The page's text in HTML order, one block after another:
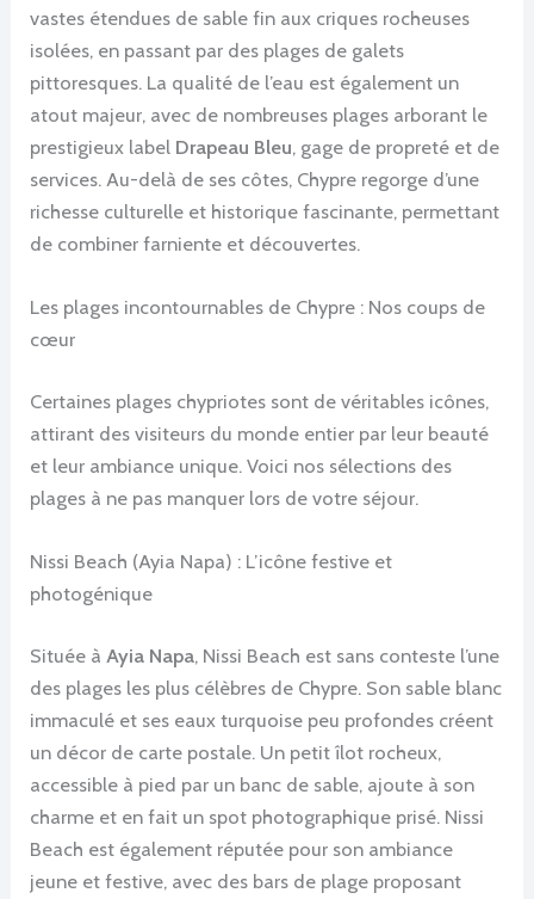
vastes étendues de sable fin aux criques rocheuses
isolées, en passant par des plages de galets
pittoresques. La qualité de l’eau est également un
atout majeur, avec de nombreuses plages arborant le
prestigieux label Drapeau Bleu, gage de propreté et de
services. Au-delà de ses côtes, Chypre regorge d’une
richesse culturelle et historique fascinante, permettant
de combiner farniente et découvertes.
Les plages incontournables de Chypre : Nos coups de
cœur
Certaines plages chypriotes sont de véritables icônes,
attirant des visiteurs du monde entier par leur beauté
et leur ambiance unique. Voici nos sélections des
plages à ne pas manquer lors de votre séjour.
Nissi Beach (Ayia Napa) : L’icône festive et
photogénique
Située à Ayia Napa, Nissi Beach est sans conteste l’une
des plages les plus célèbres de Chypre. Son sable blanc
immaculé et ses eaux turquoise peu profondes créent
un décor de carte postale. Un petit îlot rocheux,
accessible à pied par un banc de sable, ajoute à son
charme et en fait un spot photographique prisé. Nissi
Beach est également réputée pour son ambiance
jeune et festive, avec des bars de plage proposant